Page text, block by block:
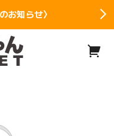
お知らせ〉